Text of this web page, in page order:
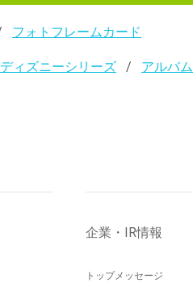
フォトフレームカード
ディズニーシリーズ アルバム
企業・IR情報
トップメッセージ